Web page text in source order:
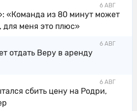
подножку. Пострадал
Бильбао пытается что-то
поля
мяч.
6 АВГ
«Команда из 80 минут может
для меня это плюс»
6 АВГ
отдать Веру в аренду
6 АВГ
сбить цену на Родри,